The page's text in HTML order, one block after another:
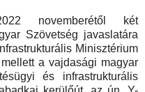
novemberétől két
Szövetség javaslatára
Minisztérium
a vajdasági magyar
és infrastrukturális